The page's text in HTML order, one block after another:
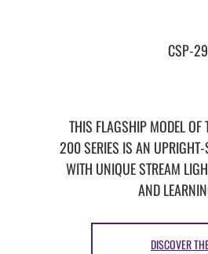
CSP-
THIS FLAGSHIP MODEL OF
200 SERIES IS AN UPRIGHT-
WITH UNIQUE STREAM
AND
DISCOVER